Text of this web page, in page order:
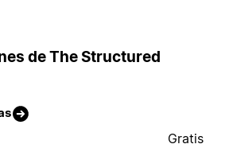
de The Structured
Gratis